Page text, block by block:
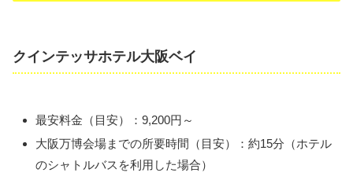
クインテッサホテル大阪ベイ
最安料金（目安）：9,200円～
大阪万博会場までの所要時間（目安）：約15分（ホテル
のシャトルバスを利用した場合）